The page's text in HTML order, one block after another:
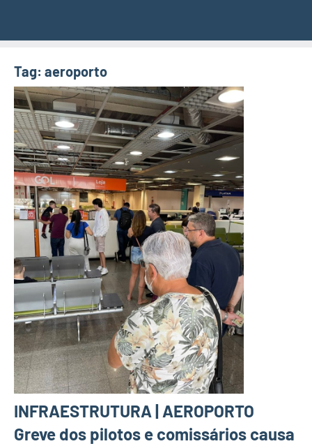
Tag: aeroporto
INFRAESTRUTURA | AEROPORTO
Greve dos pilotos e comissários causa